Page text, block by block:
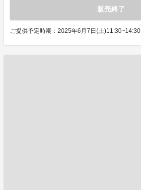
販売終了
ご提供予定時期：2025年6月7日(土)11:30~14:30